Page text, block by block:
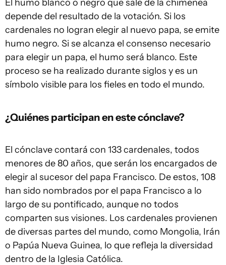
El humo blanco o negro que sale de la chimenea
depende del resultado de la votación. Si los
cardenales no logran elegir al nuevo papa, se emite
humo negro. Si se alcanza el consenso necesario
para elegir un papa, el humo será blanco. Este
proceso se ha realizado durante siglos y es un
símbolo visible para los fieles en todo el mundo.
¿Quiénes participan en este cónclave?
El cónclave contará con 133 cardenales, todos
menores de 80 años, que serán los encargados de
elegir al sucesor del papa Francisco. De estos, 108
han sido nombrados por el papa Francisco a lo
largo de su pontificado, aunque no todos
comparten sus visiones. Los cardenales provienen
de diversas partes del mundo, como Mongolia, Irán
o Papúa Nueva Guinea, lo que refleja la diversidad
dentro de la Iglesia Católica.